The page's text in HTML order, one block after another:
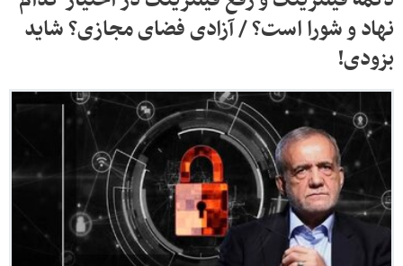
نهاد و شورا است؟ / آزادی فضای مجازی؟ شاید
بزودی!